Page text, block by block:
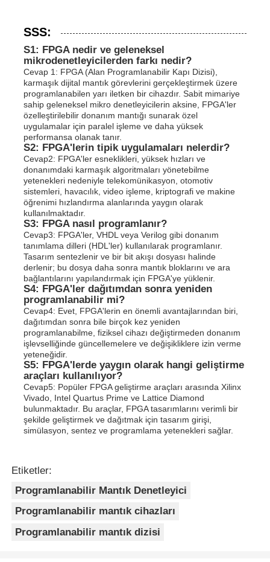
SSS:
S1: FPGA nedir ve geleneksel
mikrodenetleyicilerden farkı nedir?
Cevap 1: FPGA (Alan Programlanabilir Kapı Dizisi),
karmaşık dijital mantık görevlerini gerçekleştirmek üzere
programlanabilen yarı iletken bir cihazdır. Sabit mimariye
sahip geleneksel mikro denetleyicilerin aksine, FPGA'ler
özelleştirilebilir donanım mantığı sunarak özel
uygulamalar için paralel işleme ve daha yüksek
performansa olanak tanır.
S2: FPGA'lerin tipik uygulamaları nelerdir?
Cevap2: FPGA'ler esneklikleri, yüksek hızları ve
donanımdaki karmaşık algoritmaları yönetebilme
yetenekleri nedeniyle telekomünikasyon, otomotiv
sistemleri, havacılık, video işleme, kriptografi ve makine
öğrenimi hızlandırma alanlarında yaygın olarak
kullanılmaktadır.
S3: FPGA nasıl programlanır?
Cevap3: FPGA'ler, VHDL veya Verilog gibi donanım
tanımlama dilleri (HDL'ler) kullanılarak programlanır.
Tasarım sentezlenir ve bir bit akışı dosyası halinde
derlenir; bu dosya daha sonra mantık bloklarını ve ara
bağlantılarını yapılandırmak için FPGA'ye yüklenir.
S4: FPGA'ler dağıtımdan sonra yeniden
programlanabilir mi?
Cevap4: Evet, FPGA'lerin en önemli avantajlarından biri,
dağıtımdan sonra bile birçok kez yeniden
programlanabilme, fiziksel cihazı değiştirmeden donanım
işlevselliğinde güncellemelere ve değişikliklere izin verme
yeteneğidir.
S5: FPGA'lerde yaygın olarak hangi geliştirme
araçları kullanılıyor?
Cevap5: Popüler FPGA geliştirme araçları arasında Xilinx
Vivado, Intel Quartus Prime ve Lattice Diamond
bulunmaktadır. Bu araçlar, FPGA tasarımlarını verimli bir
şekilde geliştirmek ve dağıtmak için tasarım girişi,
simülasyon, sentez ve programlama yetenekleri sağlar.
Etiketler:
Programlanabilir Mantık Denetleyici
Programlanabilir mantık cihazları
Programlanabilir mantık dizisi